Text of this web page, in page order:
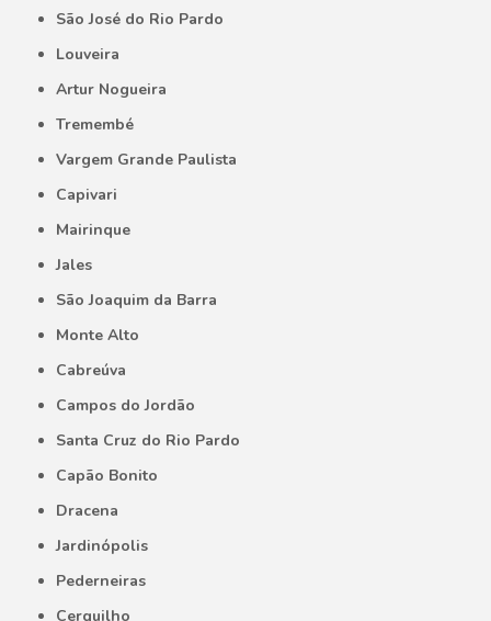
São José do Rio Pardo
Louveira
Artur Nogueira
Tremembé
Vargem Grande Paulista
Capivari
Mairinque
Jales
São Joaquim da Barra
Monte Alto
Cabreúva
Campos do Jordão
Santa Cruz do Rio Pardo
Capão Bonito
Dracena
Jardinópolis
Pederneiras
Cerquilho